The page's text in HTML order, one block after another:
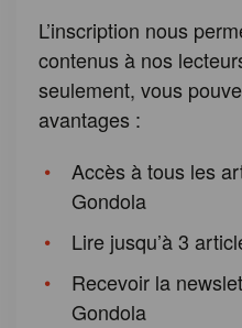
L’inscription nous
contenus à nos
seulement, vous
avantages :
Accès à tous les
Gondola
Lire jusqu’à 3
Recevoir la
Gondola